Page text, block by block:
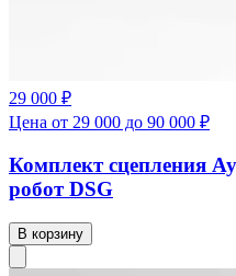
29 000 ₽
Цена от 29 000 до 90 000 ₽
Комплект сцепления
робот DSG
В корзину